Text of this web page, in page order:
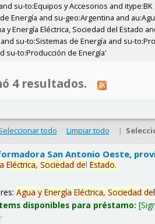
su-to:Equipos y Accesorios and itype:BK
Energía and su-geo:Argentina and
Energía Eléctrica, Sociedad del Estado
su-to:Sistemas de Energía and su-
su-to:Producción de Energía'
4 resultados.
todo Limpiar todo |
San Antonio Oeste,
Eléctrica, Sociedad delEstado.
Agua y Energía Eléctrica, Sociedad de
disponibles para préstamo: